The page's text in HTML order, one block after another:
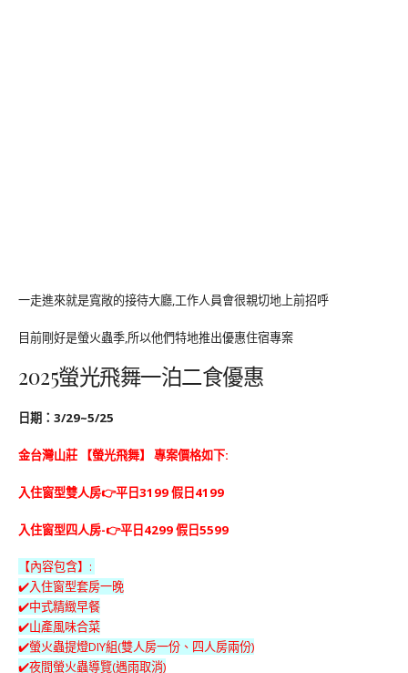
一走進來就是寬敞的接待大廳,工作人員會很親切地上前招呼
目前剛好是螢火蟲季,所以他們特地推出優惠住宿專案
2025螢光飛舞一泊二食優惠
日期：3/29~5/25
金台灣山莊 【螢光飛舞】 專案價格如下:
入住窗型雙人房👉平日3199 假日4199
入住窗型四人房-👉平日4299 假日5599
【內容包含】:
✔️入住窗型套房一晚
✔️中式精緻早餐
✔️山產風味合菜
✔️螢火蟲提燈DIY組(雙人房一份、四人房兩份)
✔️夜間螢火蟲導覽(遇雨取消)